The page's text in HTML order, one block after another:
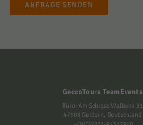
ANFRAGE SENDEN
GeccoTours TeamEvents
Büro: Am Schloss Walbeck 31
47608 Geldern, Deutschland